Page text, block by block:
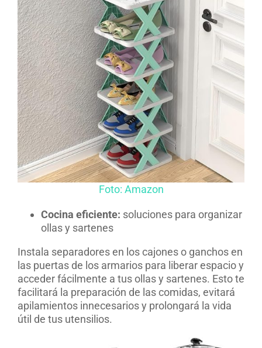
Foto: Amazon
Cocina eficiente: soluciones para organizar
ollas y sartenes
Instala separadores en los cajones o ganchos en
las puertas de los armarios para liberar espacio y
acceder fácilmente a tus ollas y sartenes. Esto te
facilitará la preparación de las comidas, evitará
apilamientos innecesarios y prolongará la vida
útil de tus utensilios.